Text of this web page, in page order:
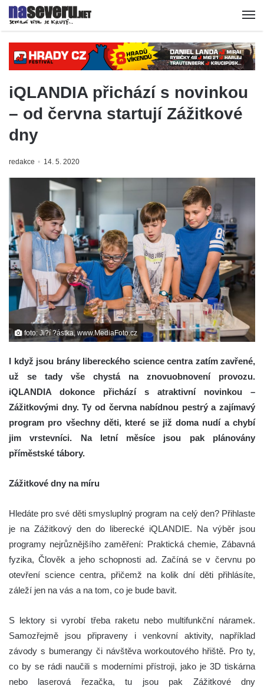
iQLANDIA přichází s novinkou
– od června startují Zážitkové
dny
redakce 14. 5. 2020
foto: Ji?í ?ástka, www.MediaFoto.cz
I když jsou brány libereckého science centra zatím zavřené,
už se tady vše chystá na znovuobnovení provozu.
iQLANDIA dokonce přichází s atraktivní novinkou –
Zážitkovými dny. Ty od června nabídnou pestrý a zajímavý
program pro všechny děti, které se již doma nudí a chybí
jim vrstevníci. Na letní měsíce jsou pak plánovány
příměstské tábory.
Zážitkové dny na míru
Hledáte pro své děti smysluplný program na celý den? Přihlaste
je na Zážitkový den do liberecké iQLANDIE. Na výběr jsou
programy nejrůznějšího zaměření: Praktická chemie, Zábavná
fyzika, Člověk a jeho schopnosti ad. Začíná se v červnu po
otevření science centra, přičemž na kolik dní děti přihlásíte,
záleží jen na vás a na tom, co je bude bavit.
S lektory si vyrobí třeba raketu nebo multifunkční náramek.
Samozřejmě jsou připraveny i venkovní aktivity, například
závody s bumerangy či návštěva workoutového hřiště. Pro ty,
co by se rádi naučili s moderními přístroji, jako je 3D tiskárna
nebo laserová řezačka, tu jsou pak Zážitkové dny